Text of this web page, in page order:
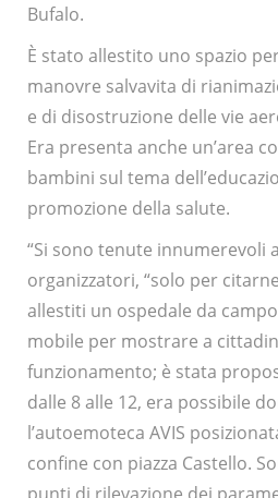
Bufalo.
È stato allestito uno spazio
manovre salvavita di
e di disostruzione delle vie
Era presenta anche un’area
bambini sul tema
promozione della salute.
“Si sono tenute innumerevoli
organizzatori, “solo per
allestiti un ospedale da
mobile per mostrare a
funzionamento; è stata
dalle 8 alle 12, era possibile
l’autoemoteca AVIS
confine con piazza Castello.